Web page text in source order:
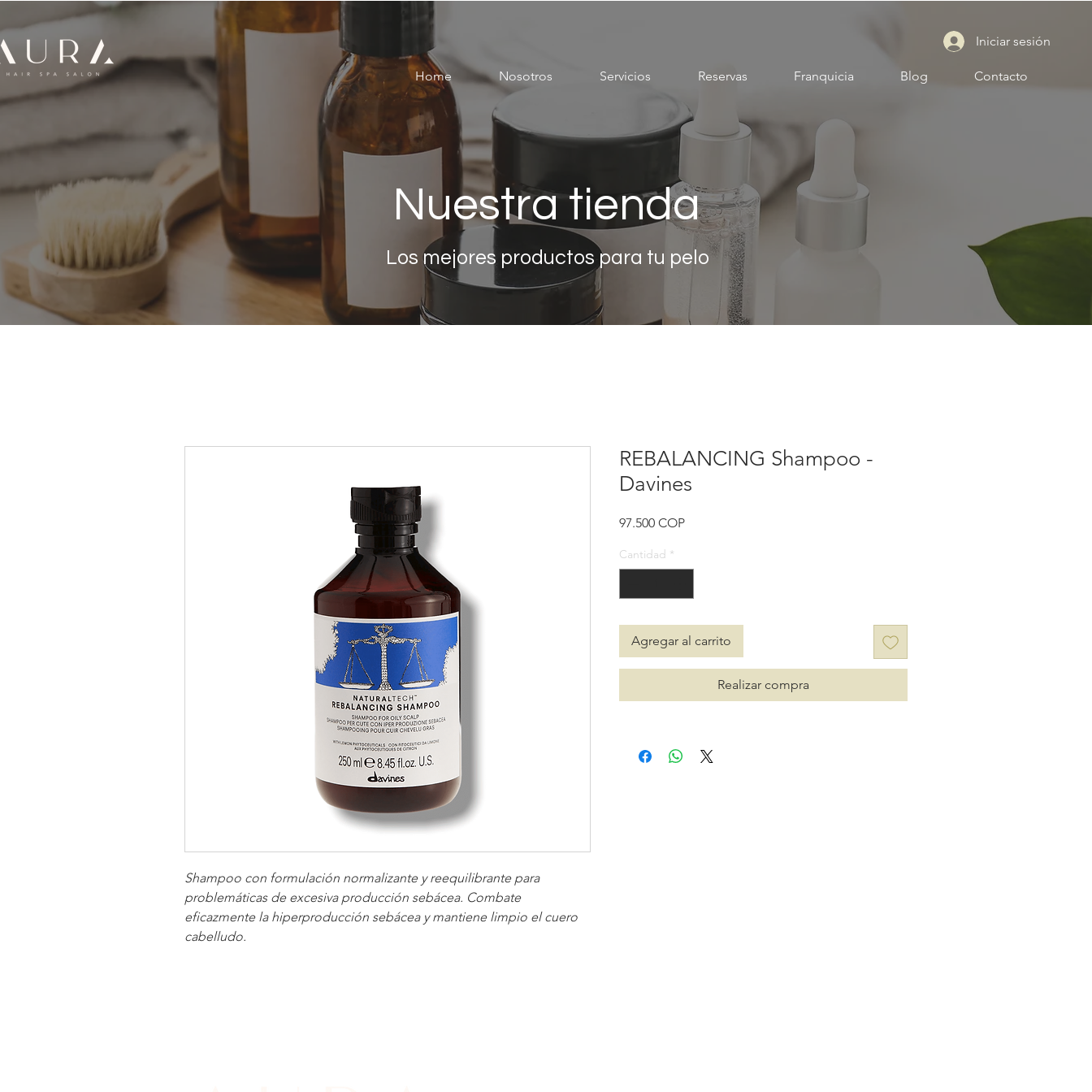
Iniciar sesión
Home Nosotros Servicios Reservas Franquicia Blog Contacto
Nuestra tienda
Los mejores productos para tu pelo
Shampoo con formulación normalizante y reequilibrante para
problemáticas de excesiva producción sebácea. Combate
eficazmente la hiperproducción sebácea y mantiene limpio el cuero
cabelludo.
REBALANCING Shampoo -
Davines
97.500 COPPrecio
Cantidad *
Agregar al carrito
Realizar compra